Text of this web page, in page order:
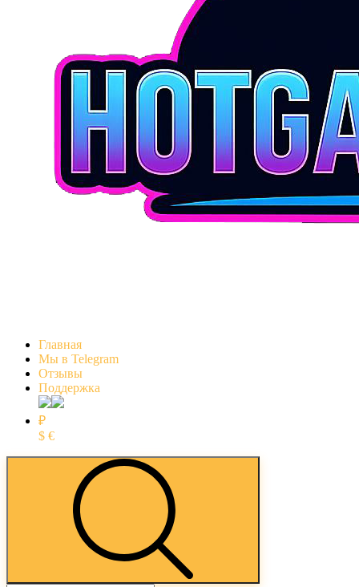
Главная
Мы в Telegram
Отзывы
Поддержка
₽
$ €